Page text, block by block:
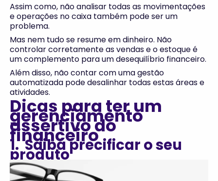
Assim como, não analisar todas as movimentações
e operações no caixa também pode ser um
problema.
Mas nem tudo se resume em dinheiro. Não
controlar corretamente as vendas e o estoque é
um complemento para um desequilíbrio financeiro.
Além disso, não contar com uma gestão
automatizada pode desalinhar todas estas áreas e
atividades.
Dicas para ter um
gerenciamento
assertivo do
financeiro
1. Saiba precificar o seu
produto